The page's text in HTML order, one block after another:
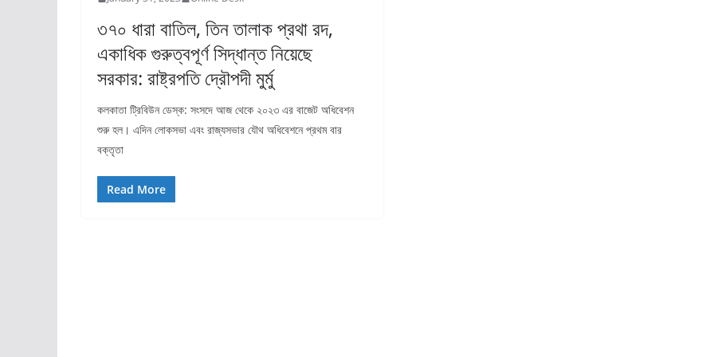
৩৭০ ধারা বাতিল, তিন তালাক প্রথা রদ,
একাধিক গুরুত্বপূর্ণ সিদ্ধান্ত নিয়েছে
সরকার: রাষ্ট্রপতি দ্রৌপদী মুর্মু
কলকাতা ট্রিবিউন ডেস্ক: সংসদে আজ থেকে ২০২৩ এর বাজেট অধিবেশন
শুরু হল। এদিন লোকসভা এবং রাজ্যসভার যৌথ অধিবেশনে প্রথম বার
বক্তৃতা
Read More